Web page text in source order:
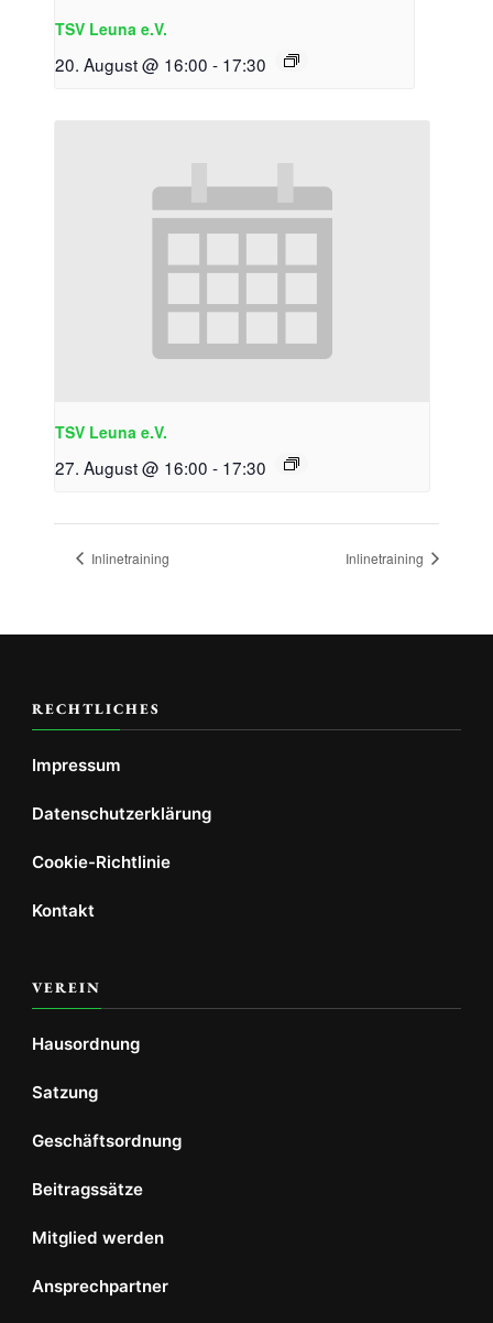
TSV Leuna e.V.
20. August @ 16:00 - 17:30
TSV Leuna e.V.
27. August @ 16:00 - 17:30
Inlinetraining Inlinetraining
RECHTLICHES
Impressum
Datenschutzerklärung
Cookie-Richtlinie
Kontakt
VEREIN
Hausordnung
Satzung
Geschäftsordnung
Beitragssätze
Mitglied werden
Ansprechpartner